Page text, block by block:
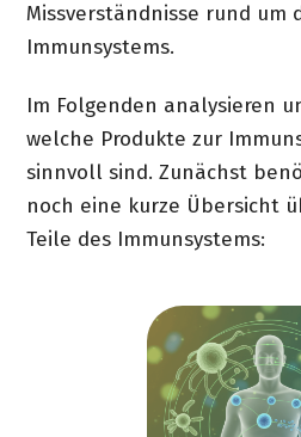
Missverständnisse rund um
Immunsystems.
Im Folgenden analysieren
welche Produkte zur
sinnvoll sind. Zunächst
noch eine kurze Übersicht
Teile des Immunsystems: